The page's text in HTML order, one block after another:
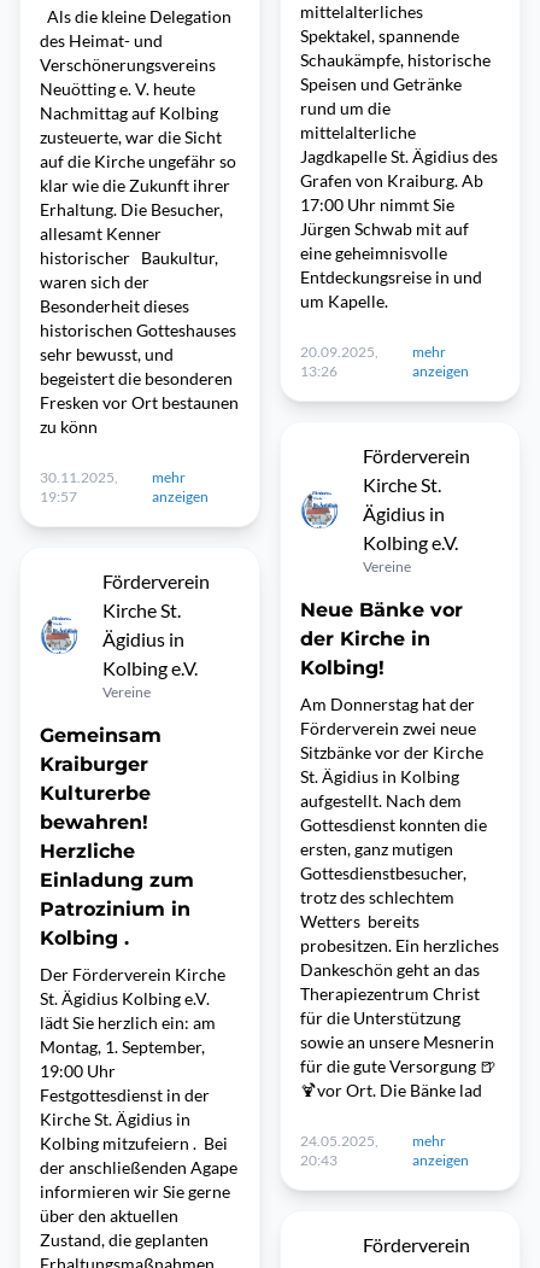
Als die kleine Delegation
des Heimat- und
Verschönerungsvereins
Neuötting e. V. heute
Nachmittag auf Kolbing
zusteuerte, war die Sicht
auf die Kirche ungefähr so
klar wie die Zukunft ihrer
Erhaltung. Die Besucher,
allesamt Kenner
historischer Baukultur,
waren sich der
Besonderheit dieses
historischen Gotteshauses
sehr bewusst, und
begeistert die besonderen
Fresken vor Ort bestaunen
zu könn
30.11.2025,
19:57
mehr
anzeigen
Förderverein
Kirche St.
Ägidius in
Kolbing e.V.
Vereine
Gemeinsam
Kraiburger
Kulturerbe
bewahren!
Herzliche
Einladung zum
Patrozinium in
Kolbing .
Der Förderverein Kirche
St. Ägidius Kolbing e.V.
lädt Sie herzlich ein: am
Montag, 1. September,
19:00 Uhr
Festgottesdienst in der
Kirche St. Ägidius in
Kolbing mitzufeiern . Bei
der anschließenden Agape
informieren wir Sie gerne
über den aktuellen
Zustand, die geplanten
Erhaltungsmaßnahmen
mittelalterliches
Spektakel, spannende
Schaukämpfe, historische
Speisen und Getränke
rund um die
mittelalterliche
Jagdkapelle St. Ägidius des
Grafen von Kraiburg. Ab
17:00 Uhr nimmt Sie
Jürgen Schwab mit auf
eine geheimnisvolle
Entdeckungsreise in und
um Kapelle.
20.09.2025,
13:26
mehr
anzeigen
Förderverein
Kirche St.
Ägidius in
Kolbing e.V.
Vereine
Neue Bänke vor
der Kirche in
Kolbing!
Am Donnerstag hat der
Förderverein zwei neue
Sitzbänke vor der Kirche
St. Ägidius in Kolbing
aufgestellt. Nach dem
Gottesdienst konnten die
ersten, ganz mutigen
Gottesdienstbesucher,
trotz des schlechtem
Wetters bereits
probesitzen. Ein herzliches
Dankeschön geht an das
Therapiezentrum Christ
für die Unterstützung
sowie an unsere Mesnerin
für die gute Versorgung 🍺
🍹vor Ort. Die Bänke lad
24.05.2025,
20:43
mehr
anzeigen
Förderverein